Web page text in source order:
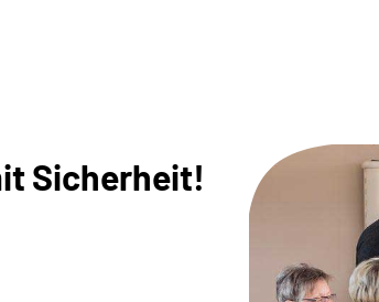
Sicherheit!